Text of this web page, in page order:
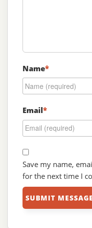
Name*
Email*
Save my name,
for the next time I